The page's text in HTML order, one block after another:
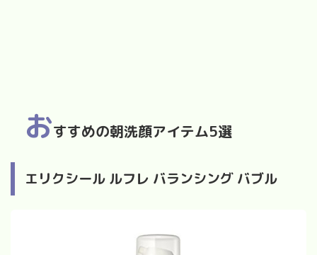
おすすめの朝洗顔アイテム5選
エリクシール ルフレ バランシング バブル